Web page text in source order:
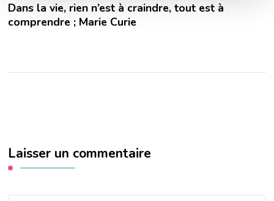
Dans la vie, rien n’est à craindre, tout est à
comprendre ; Marie Curie
Laisser un commentaire